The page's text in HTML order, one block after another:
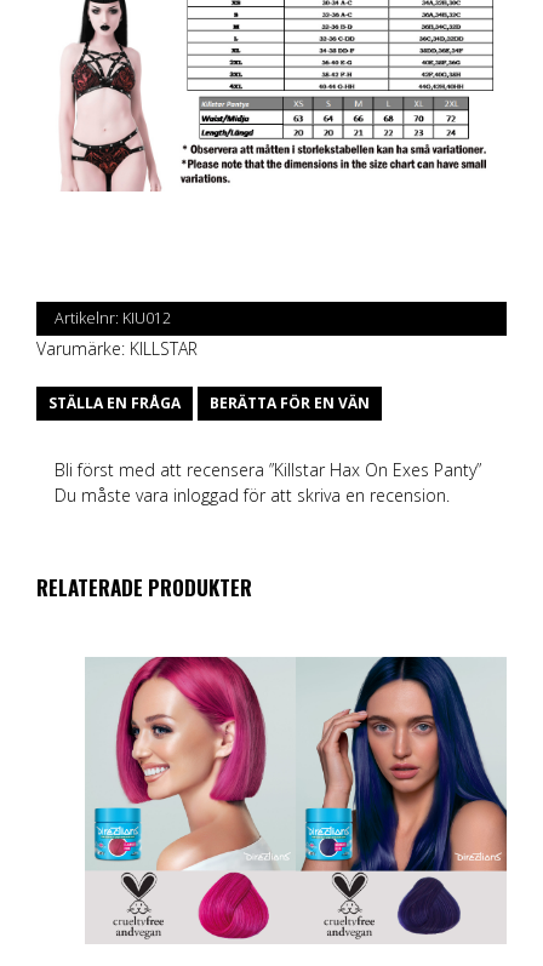
Artikelnr: KIU012
Varumärke: KILLSTAR
STÄLLA EN FRÅGA BERÄTTA FÖR EN VÄN
Bli först med att recensera ”Killstar Hax On Exes Panty”
Du måste vara inloggad för att skriva en recension.
RELATERADE PRODUKTER